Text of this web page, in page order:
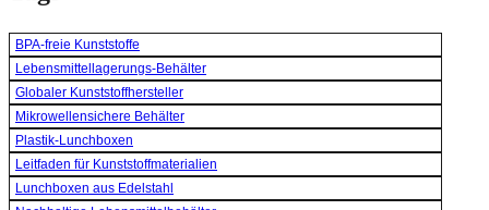
BPA-freie Kunststoffe
Lebensmittellagerungs-Behälter
Globaler Kunststoffhersteller
Mikrowellensichere Behälter
Plastik-Lunchboxen
Leitfaden für Kunststoffmaterialien
Lunchboxen aus Edelstahl